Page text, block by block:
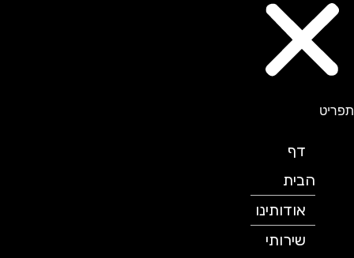
תפריט
דף
הבית
אודותינו
שירותי